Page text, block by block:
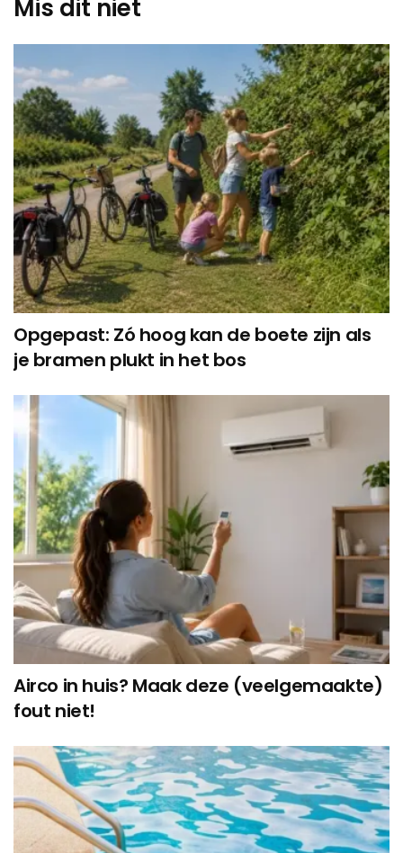
Mis dit niet
Opgepast: Zó hoog kan de boete zijn als
je bramen plukt in het bos
Airco in huis? Maak deze (veelgemaakte)
fout niet!